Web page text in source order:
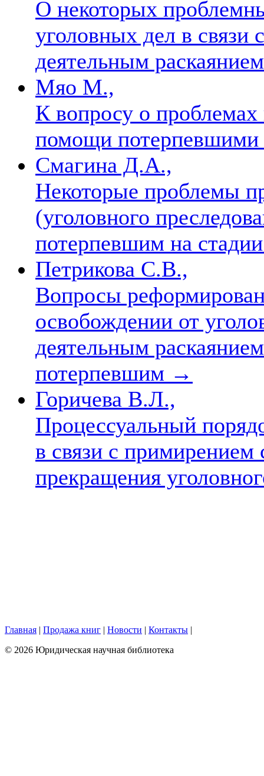
О некоторых
уголовных дел в
деятельным
Мяо М.,
К вопросу о
помощи
Смагина Д.А.,
Некоторые проблемы
(уголовного
потерпевшим на
Петрикова С.В.,
Вопросы
освобождении от
деятельным
потерпевшим →
Горичева В.Л.,
Процессуальный
в связи с
прекращения
Главная | Продажа книг | Новости | Контакты |
© 2026 Юридическая научная библиотека